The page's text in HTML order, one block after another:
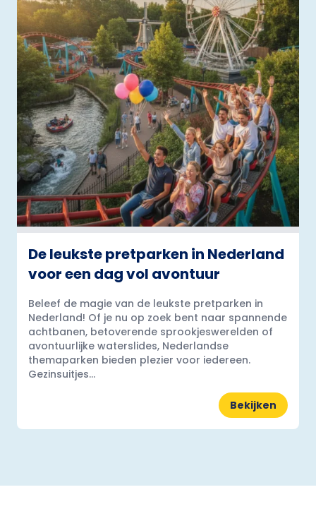
De leukste pretparken in Nederland
voor een dag vol avontuur
Beleef de magie van de leukste pretparken in
Nederland! Of je nu op zoek bent naar spannende
achtbanen, betoverende sprookjeswerelden of
avontuurlijke waterslides, Nederlandse
themaparken bieden plezier voor iedereen.
Gezinsuitjes...
Bekijken